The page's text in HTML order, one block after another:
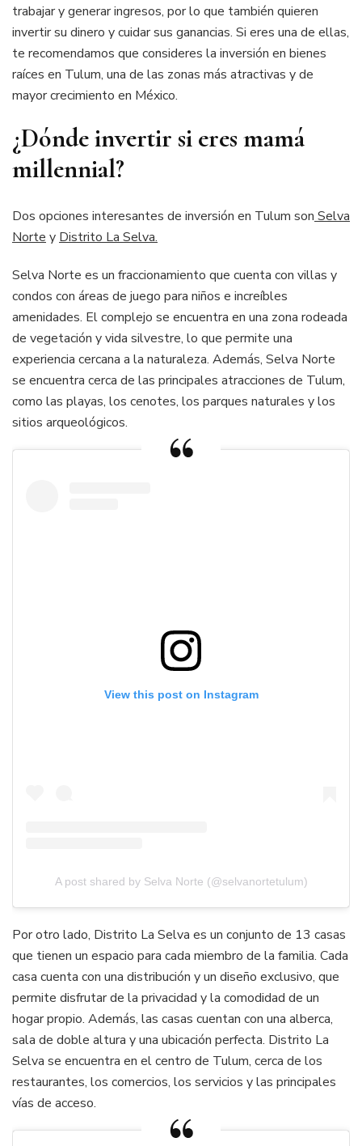
trabajar y generar ingresos, por lo que también quieren
invertir su dinero y cuidar sus ganancias. Si eres una de ellas,
te recomendamos que consideres la inversión en bienes
raíces en Tulum, una de las zonas más atractivas y de
mayor crecimiento en México.
¿Dónde invertir si eres mamá
millennial?
Dos opciones interesantes de inversión en Tulum son Selva
Norte y Distrito La Selva.
Selva Norte es un fraccionamiento que cuenta con villas y
condos con áreas de juego para niños e increíbles
amenidades. El complejo se encuentra en una zona rodeada
de vegetación y vida silvestre, lo que permite una
experiencia cercana a la naturaleza. Además, Selva Norte
se encuentra cerca de las principales atracciones de Tulum,
como las playas, los cenotes, los parques naturales y los
sitios arqueológicos.
View this post on Instagram
A post shared by Selva Norte (@selvanortetulum)
Por otro lado, Distrito La Selva es un conjunto de 13 casas
que tienen un espacio para cada miembro de la familia. Cada
casa cuenta con una distribución y un diseño exclusivo, que
permite disfrutar de la privacidad y la comodidad de un
hogar propio. Además, las casas cuentan con una alberca,
sala de doble altura y una ubicación perfecta. Distrito La
Selva se encuentra en el centro de Tulum, cerca de los
restaurantes, los comercios, los servicios y las principales
vías de acceso.